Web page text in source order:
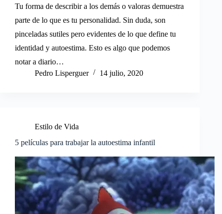
Tu forma de describir a los demás o valoras demuestra
parte de lo que es tu personalidad. Sin duda, son
pinceladas sutiles pero evidentes de lo que define tu
identidad y autoestima. Esto es algo que podemos
notar a diario…
Pedro Lisperguer
14 julio, 2020
Estilo de Vida
5 películas para trabajar la autoestima infantil